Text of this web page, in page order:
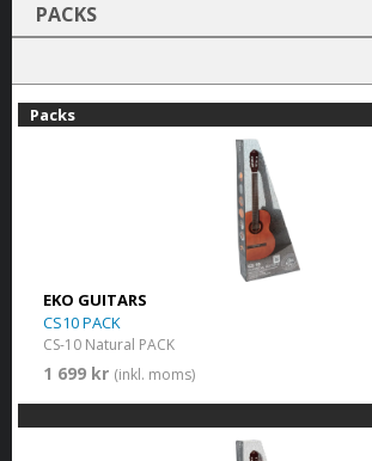
PACKS
Packs
EKO GUITARS
CS10 PACK
CS-10 Natural PACK
1 699 kr (inkl. moms)